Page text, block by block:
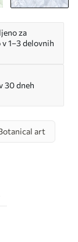
za
1–3 delovnih
30 dneh
art